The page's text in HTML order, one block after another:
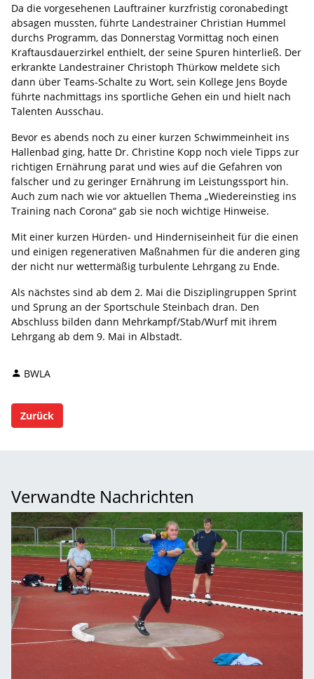
Da die vorgesehenen Lauftrainer kurzfristig coronabedingt
absagen mussten, führte Landestrainer Christian Hummel
durchs Programm, das Donnerstag Vormittag noch einen
Kraftausdauerzirkel enthielt, der seine Spuren hinterließ. Der
erkrankte Landestrainer Christoph Thürkow meldete sich
dann über Teams-Schalte zu Wort, sein Kollege Jens Boyde
führte nachmittags ins sportliche Gehen ein und hielt nach
Talenten Ausschau.
Bevor es abends noch zu einer kurzen Schwimmeinheit ins
Hallenbad ging, hatte Dr. Christine Kopp noch viele Tipps zur
richtigen Ernährung parat und wies auf die Gefahren von
falscher und zu geringer Ernährung im Leistungssport hin.
Auch zum nach wie vor aktuellen Thema „Wiedereinstieg ins
Training nach Corona“ gab sie noch wichtige Hinweise.
Mit einer kurzen Hürden- und Hinderniseinheit für die einen
und einigen regenerativen Maßnahmen für die anderen ging
der nicht nur wettermäßig turbulente Lehrgang zu Ende.
Als nächstes sind ab dem 2. Mai die Disziplingruppen Sprint
und Sprung an der Sportschule Steinbach dran. Den
Abschluss bilden dann Mehrkampf/Stab/Wurf mit ihrem
Lehrgang ab dem 9. Mai in Albstadt.
BWLA
Zurück
Verwandte Nachrichten